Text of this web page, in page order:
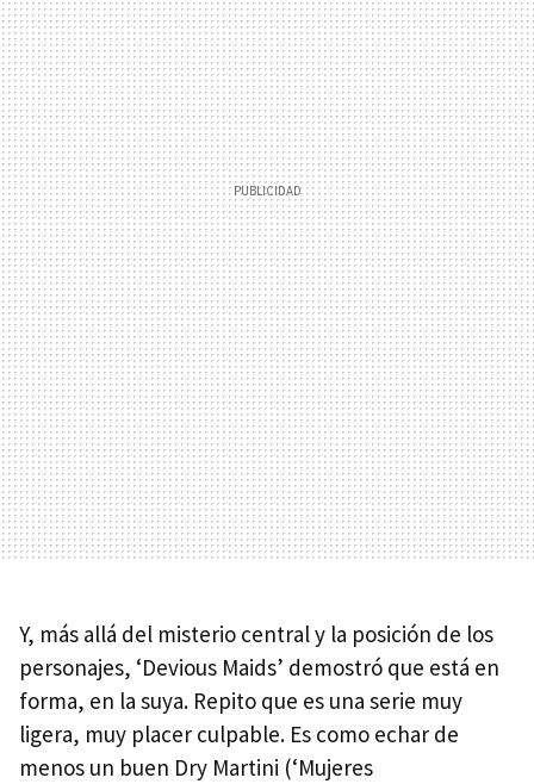
Y, más allá del misterio central y la posición de los
personajes, ‘Devious Maids’ demostró que está en
forma, en la suya. Repito que es una serie muy
ligera, muy placer culpable. Es como echar de
menos un buen Dry Martini (‘Mujeres